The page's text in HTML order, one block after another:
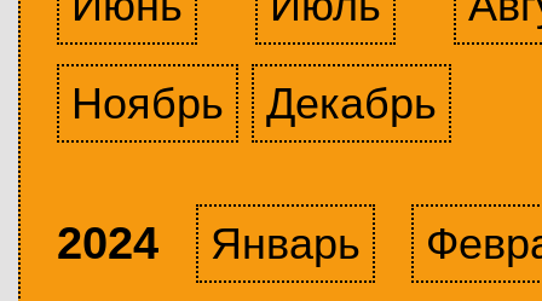
Ноябрь
Декабрь
2024 Январь